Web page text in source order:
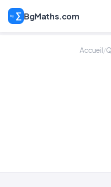
BgMaths.com
Accueil/